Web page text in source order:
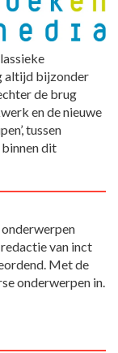
altijd bijzonder
de brug
en de nieuwe
tussen
dit
van inct
Met de
onderwerpen in.